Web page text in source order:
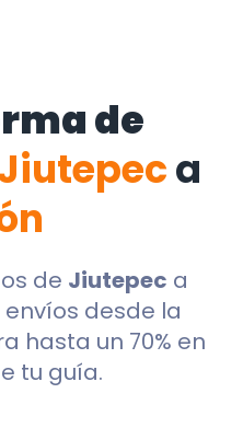
de
a
de Jiutepec a
desde la
hasta un 70% en
tu guía.